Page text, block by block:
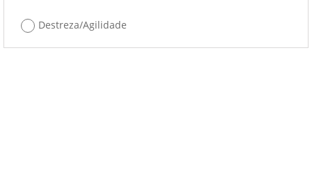
Destreza/Agilidade